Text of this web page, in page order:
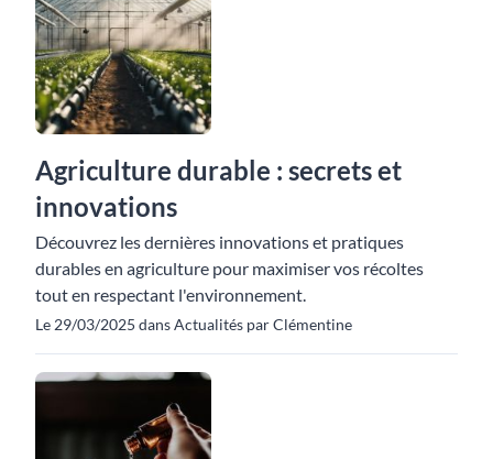
Agriculture durable : secrets et
innovations
Découvrez les dernières innovations et pratiques
durables en agriculture pour maximiser vos récoltes
tout en respectant l'environnement.
Le 29/03/2025 dans Actualités par Clémentine